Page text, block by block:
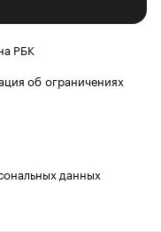
РБК
об ограничениях
данных